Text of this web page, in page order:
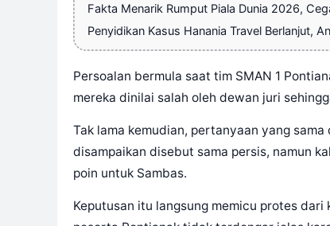
Fakta Menarik Rumput Piala Dunia 2026,
Penyidikan Kasus Hanania Travel Berlanjut,
Persoalan bermula saat tim SMAN 1
mereka dinilai salah oleh dewan juri
Tak lama kemudian, pertanyaan yang
disampaikan disebut sama persis, namun
poin untuk Sambas.
Keputusan itu langsung memicu protes